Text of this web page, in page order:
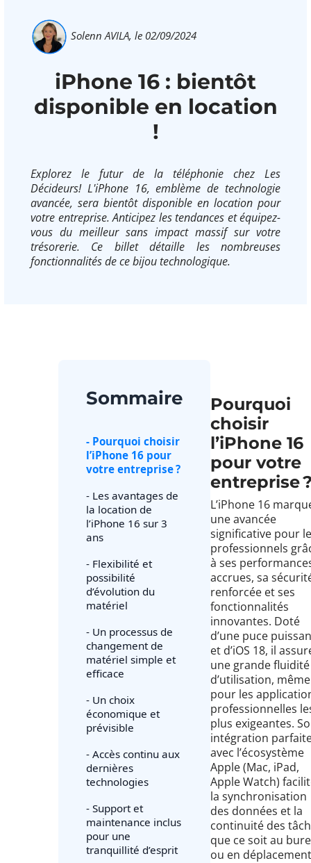
Solenn AVILA, le 02/09/2024
iPhone 16 : bientôt
disponible en location
!
Explorez le futur de la téléphonie chez Les
Décideurs! L'iPhone 16, emblème de technologie
avancée, sera bientôt disponible en location pour
votre entreprise. Anticipez les tendances et équipez-
vous du meilleur sans impact massif sur votre
trésorerie. Ce billet détaille les nombreuses
fonctionnalités de ce bijou technologique.
Sommaire
- Pourquoi choisir
l’iPhone 16 pour
votre entreprise ?
- Les avantages de
la location de
l’iPhone 16 sur 3
ans
- Flexibilité et
possibilité
d’évolution du
matériel
- Un processus de
changement de
matériel simple et
efficace
- Un choix
économique et
prévisible
- Accès continu aux
dernières
technologies
- Support et
maintenance inclus
pour une
tranquillité d’esprit
Pourquoi
choisir
l’iPhone 16
pour votre
entreprise
L’iPhone 16
une avancée
significative pour
professionnels
à ses
accrues, sa
renforcée et ses
fonctionnalités
innovantes. Doté
d’une puce
et d’iOS 18, il
une grande fluidité
d’utilisation, même
pour les
professionnelles
plus exigeantes.
intégration
avec l’écosystème
Apple (Mac, iPad,
Apple Watch)
la synchronisation
des données et la
continuité des
que ce soit au
ou en